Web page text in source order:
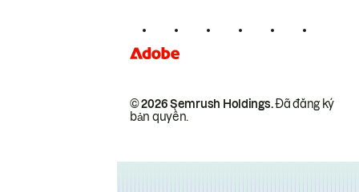
© 2026 Semrush Holdings.Đã đăng ký
bản quyền.